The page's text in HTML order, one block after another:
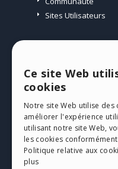
Sites Utilisateurs
Mes Messages
Télécharger
Espace Web
Mes Crédits
Ce site Web
cookies
Notre site Web utilise des
améliorer l'expérience
utilisant notre site Web,
les cookies
Politique relative aux
plus